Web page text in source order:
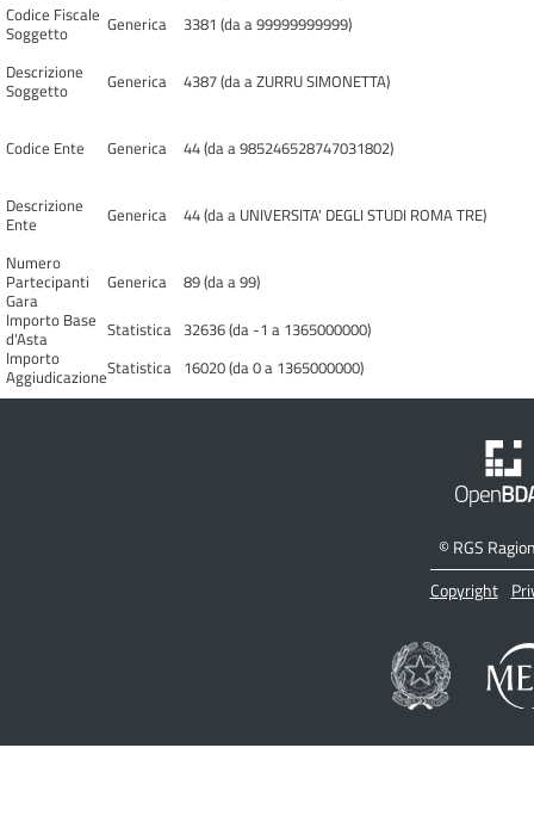
Codice Fiscale
Soggetto
Generica
3381 (da a 99999999999)
Descrizione
Soggetto
Generica 4387 (da a ZURRU SIMONETTA)
Codice Ente Generica 44 (da a 985246528747031802)
Descrizione
Ente
Generica
44 (da a UNIVERSITA' DEGLI STUDI ROMA TRE)
Numero
Partecipanti
Gara
Generica
89 (da a 99)
Importo Base
d'Asta
Statistica 32636 (da -1 a 1365000000)
Importo
AggiudicazioneStatistica 16020 (da 0 a 1365000000)
©RGS
Copyright